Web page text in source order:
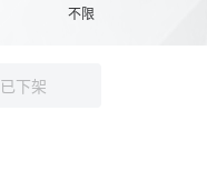
不限
已下架